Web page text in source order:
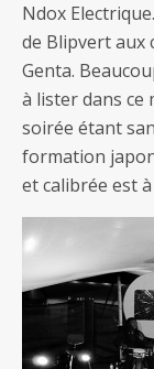
Ndox
de Blipvert aux
Genta.
à lister dans ce
soirée étant
formation
et calibrée est